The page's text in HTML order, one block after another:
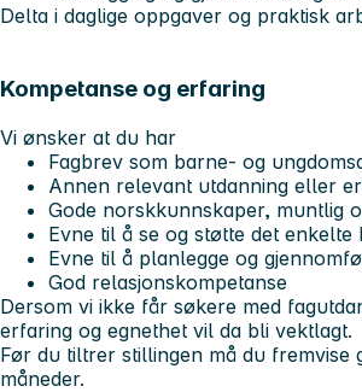
Delta i daglige oppgaver og praktisk
Kompetanse og erfaring
Vi ønsker at du har
Fagbrev som barne- og
Annen relevant utdanning eller
Gode norskkunnskaper, muntlig
Evne til å se og støtte det
Evne til å planlegge og
God relasjonskompetanse
Dersom vi ikke får søkere med
erfaring og egnethet vil da bli vektlagt.
Før du tiltrer stillingen må du fremvise
måneder.